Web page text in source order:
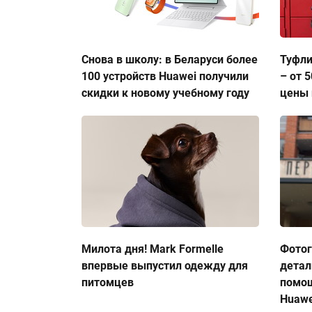
Снова в школу: в Беларуси более
100 устройств Huawei получили
скидки к новому учебному году
– от
цены
Милота дня! Mark Formelle
впервые выпустил одежду для
питомцев